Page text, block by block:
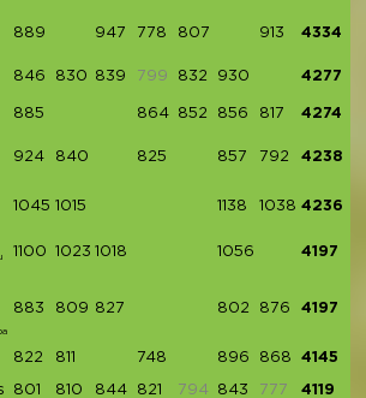
889 947 778 807 913 4334
846 830 839 799 832 930 4277
885 864 852 856 817 4274
924 840 825 857 792 4238
1045 1015 1138 1038 4236
1100 1023 1018 1056 4197
883 809 827 802 876 4197
822 811 748 896 868 4145
801 810 844 821 794 843 777 4119